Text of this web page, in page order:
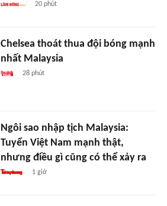
20 phút
Chelsea thoát thua đội bóng mạnh
nhất Malaysia
28 phút
Ngôi sao nhập tịch Malaysia:
Tuyển Việt Nam mạnh thật,
nhưng điều gì cũng có thể xảy ra
1 giờ